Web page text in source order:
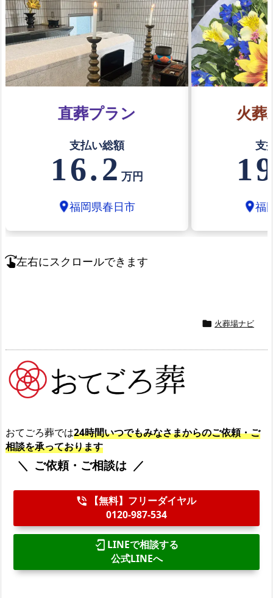
直葬プラン
支払い総額
16.2万円
location_on福岡県春日市
火葬
支
location_on福
swipe_right左右にスクロールできます
 火葬場ナビ
おてごろ葬では24時間いつでもみなさまからのご依頼・ご
相談を承っております
ご依頼・ご相談は
phone_in_talk 【無料】フリーダイヤル
0120-987-534
mobile_friendlyLINEで相談する
公式LINEへ